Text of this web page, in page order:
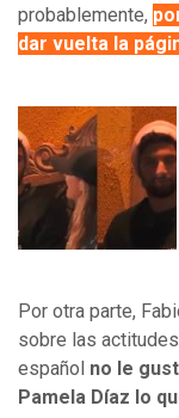
probablemente,
dar vuelta la
Por otra parte,
sobre las
español no le
Pamela Díaz lo